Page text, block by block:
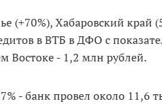
(+70%), Хабаровский край
в ВТБ в ДФО с
Востоке - 1,2 млн рублей.
- банк провел около 11,6